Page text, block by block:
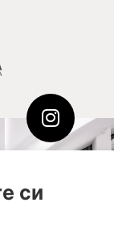
си